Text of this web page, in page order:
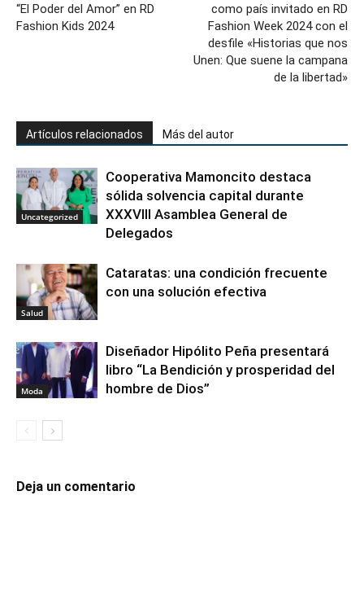
“El Poder del Amor” en RD
Fashion Kids 2024
como país invitado en RD
Fashion Week 2024 con el
desfile «Historias que nos
Unen: Que suene la campana
de la libertad»
Artículos relacionados Más del autor
Uncategorized
Cooperativa Mamoncito destaca
sólida solvencia capital durante
XXXVIII Asamblea General de
Delegados
Salud
Cataratas: una condición frecuente
con una solución efectiva
Moda
Diseñador Hipólito Peña presentará
libro “La Bendición y prosperidad del
hombre de Dios”
Deja un comentario